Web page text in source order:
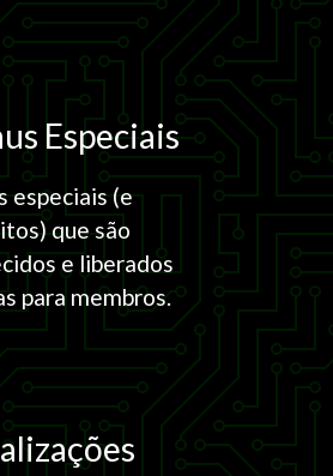
Especiais
especiais (e
que são
e liberados
para membros.